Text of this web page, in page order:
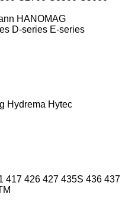
HANOMAG
D-series E-series
Hydrema Hytec
417 426 427 435S 436 437